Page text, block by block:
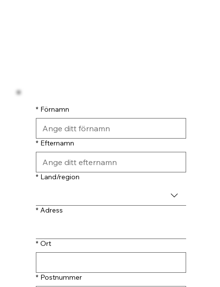
* Förnamn
* Efternamn
Adress
* Land/region
* Adress
* Ort
* Postnummer